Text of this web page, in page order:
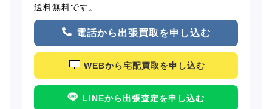
送料無料です。
電話から出張買取を申し込む
WEBから宅配買取を申し込む
LINEから出張査定を申し込む